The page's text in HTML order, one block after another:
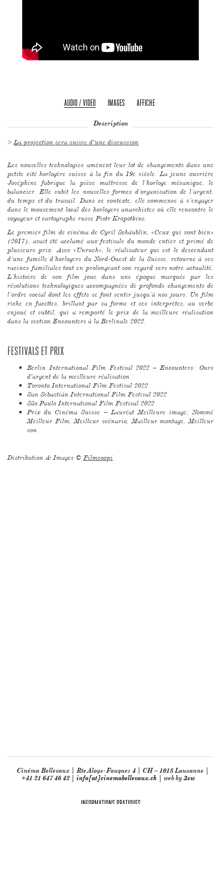
AUDIO / VIDEO IMAGES AFFICHE
Description
> La projection sera suivie d'une discussion
Les nouvelles technologies amènent leur lot de changements dans une
petite cité horlogère suisse à la fin du 19e siècle. La jeune ouvrière
Joséphine fabrique la pièce maîtresse de l’horloge mécanique, le
balancier. Elle subit les nouvelles formes d’organisation de l’argent,
du temps et du travail. Dans ce contexte, elle commence à s’engager
dans le mouvement local des horlogers anarchistes où elle rencontre le
voyageur et cartographe russe Piotr Kropotkine.
Le premier film de cinéma de Cyril Schäublin, «Ceux qui vont bien»
(2017), avait été acclamé aux festivals du monde entier et primé de
plusieurs prix. Avec «Unrueh», le réalisateur qui est le descendant
d’une famille d’horlogers du Nord-Ouest de la Suisse, retourne à ses
racines familiales tout en prolongeant son regard vers notre actualité.
L’histoire de son film joue dans une époque marquée par les
révolutions technologiques accompagnées de profonds changements de
l’ordre social dont les effets se font sentir jusqu’à nos jours. Un film
riche en facettes, brillant par sa forme et ses interprètes, au verbe
enjoué et subtil, qui a remporté le prix de la meilleure réalisation
dans la section Encounters à la Berlinale 2022.
FESTIVALS ET PRIX
Berlin International Film Festival 2022 – Encounters: Ours
d'argent de la meilleure réalisation
Toronto International Film Festival 2022
San Sebastián International Film Festival 2022
São Paulo International Film Festival 2022
Prix du Cinéma Suisse – Lauréat Meilleure image; Nommé
Meilleur Film, Meilleur scénario, Mailleur montage, Meilleur
son
Distribution & Images © Filmcoopi
Cinéma Bellevaux | Rte Aloys-Fauquez 4 | CH – 1018 Lausanne |
+41 21 647 46 42 | info[at]cinemabellevaux.ch | web by3xw
INFORMATIONS PRATIQUES